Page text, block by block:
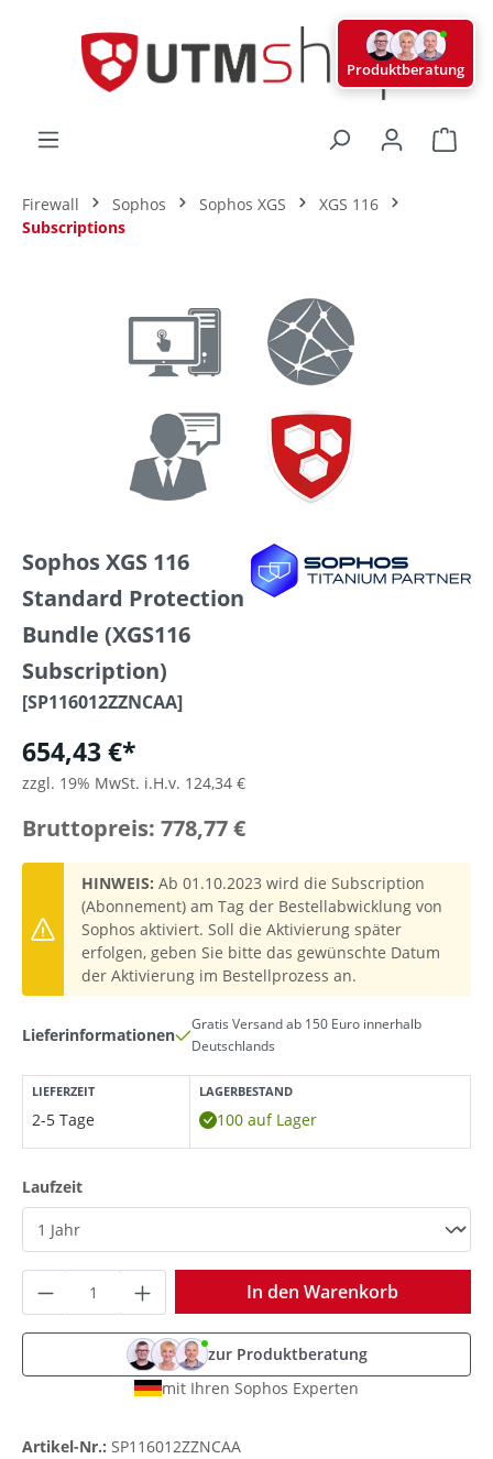
Firewall Sophos Sophos XGS
XGS 116
Subscriptions
Sophos XGS 116
Standard Protection
Bundle (XGS116
Subscription)
[SP116012ZZNCAA]
654,43 €*
zzgl. 19% MwSt. i.H.v. 124,34 €
Bruttopreis: 778,77 €
HINWEIS: Ab 01.10.2023 wird die Subscription
(Abonnement) am Tag der Bestellabwicklung von
Sophos aktiviert. Soll die Aktivierung später
erfolgen, geben Sie bitte das gewünschte Datum
der Aktivierung im Bestellprozess an.
Lieferinformationen
Gratis Versand ab 150 Euro innerhalb
Deutschlands
LIEFERZEIT
2-5 Tage
LAGERBESTAND
100 auf Lager
Laufzeitauswählen
Produkt Anzahl: Gib den gewünschten
In den Warenkorb
zur Produktberatung
mit Ihren Sophos Experten
Artikel-Nr.: SP116012ZZNCAA
Produktberatung